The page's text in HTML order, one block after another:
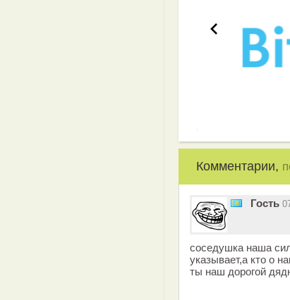
Комментарии,
Гость
соседушка наша
указывает,а кто о
ты наш дорогой